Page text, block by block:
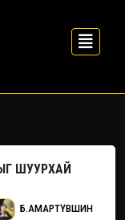
ШУУРХАЙ
Б.АМАРТҮВШИН